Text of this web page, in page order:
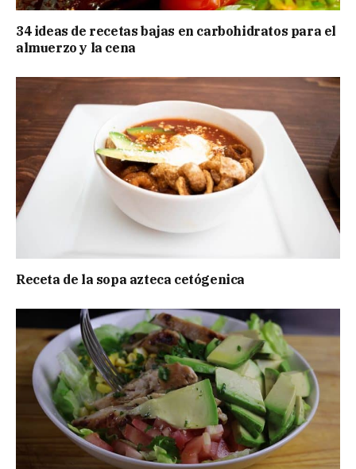
34 ideas de recetas bajas en carbohidratos para el
almuerzo y la cena
Receta de la sopa azteca cetógenica